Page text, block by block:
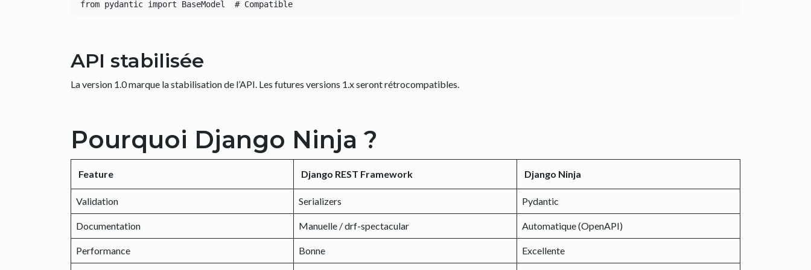
API stabilisée
La version 1.0 marque la stabilisation de l’API. Les futures versions 1.x seront rétrocompatibles.
Pourquoi Django Ninja ?
Feature Django REST Framework Django Ninja
Validation Serializers Pydantic
Documentation Manuelle / drf-spectacular Automatique (OpenAPI)
Performance Bonne Excellente